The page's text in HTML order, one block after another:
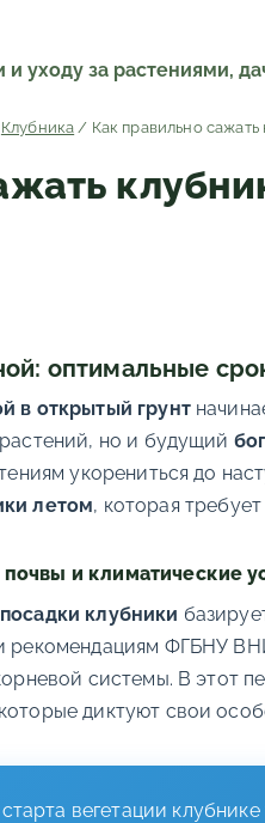
уходу за растениями,
Клубника / Как правильно
оптимальные
в открытый грунт
но и будущий
укорениться до
летом, которая
и климатические
клубники
рекомендациям ФГБНУ
системы. В
диктуют свои
вегетации